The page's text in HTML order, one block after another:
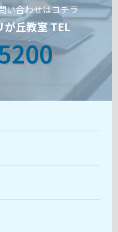
い合わせはコチラ
が丘教室 TEL